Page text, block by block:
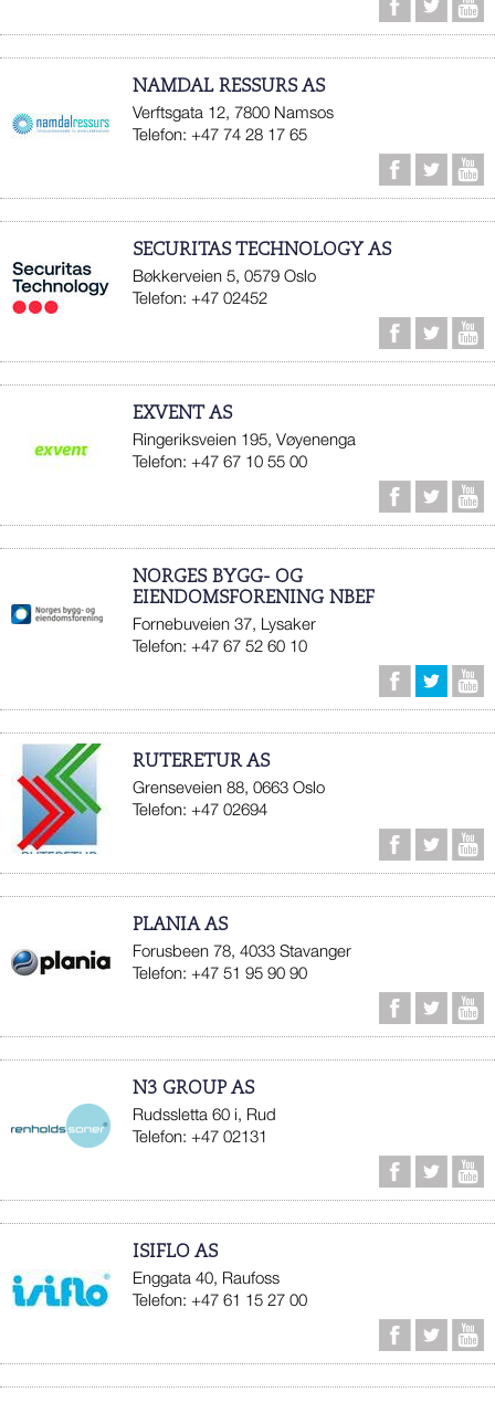
NAMDAL RESSURS AS
Verftsgata 12, 7800 Namsos
Telefon: +47 74 28 17 65
SECURITAS TECHNOLOGY AS
Bøkkerveien 5, 0579 Oslo
Telefon: +47 02452
EXVENT AS
Ringeriksveien 195, Vøyenenga
Telefon: +47 67 10 55 00
NORGES BYGG- OG
EIENDOMSFORENING NBEF
Fornebuveien 37, Lysaker
Telefon: +47 67 52 60 10
RUTERETUR AS
Grenseveien 88, 0663 Oslo
Telefon: +47 02694
PLANIA AS
Forusbeen 78, 4033 Stavanger
Telefon: +47 51 95 90 90
N3 GROUP AS
Rudssletta 60 i, Rud
Telefon: +47 02131
ISIFLO AS
Enggata 40, Raufoss
Telefon: +47 61 15 27 00